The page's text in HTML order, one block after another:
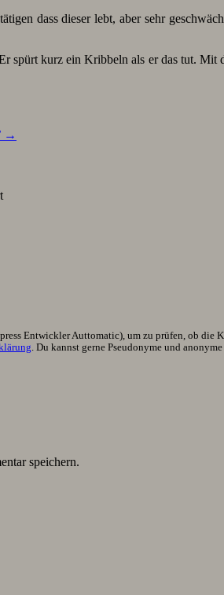
dass dieser lebt, aber sehr
spürt kurz ein Kribbeln als er das tut.
→
Entwickler Auttomatic), um zu prüfen, ob
. Du kannst gerne Pseudonyme und
speichern.